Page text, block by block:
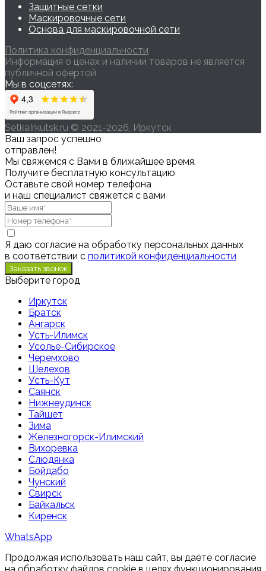
Защитные сетки
Маскировочные сети
Основа для маскировочной сети
Политика конфиденциальности
Информация о ценах и наличии товаров не является
публичной офертой
Мы в соцсетях:
SetkaIrkutsk.ru © 2021-2026, Иркутск
Ваш запрос успешно
отправлен!
Мы свяжемся с Вами в ближайшее время.
Получите бесплатную консультацию
Оставьте свой номер телефона
и наш специалист свяжется с вами
Я даю согласие на обработку персональных данных
в соответствии с политикой конфиденциальности
Выберите город
Иркутск
Братск
Ангарск
Усть-Илимск
Усолье-Сибирское
Черемхово
Шелехов
Усть-Кут
Саянск
Нижнеудинск
Тайшет
Зима
Железногорск-Илимский
Вихоревка
Слюдянка
Бойдабо
Чунский
Свирск
Байкальск
Киренск
WhatsApp
Продолжая использовать наш сайт, вы даёте согласие